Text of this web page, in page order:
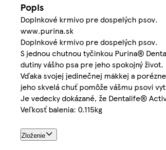
Popis
Doplnkové krmivo pre dospelých psov.
www.purina.sk
Doplnkové krmivo pre dospelých psov.
S jednou chutnou tyčinkou Purina®
dutiny vášho psa pre jeho spokojný život.
Vďaka svojej jedinečnej mäkkej a
jeho skvelá chuť pomôže vášmu psovi
Je vedecky dokázané, že Dentalife®
Veľkosť balenia: 0.115kg
Zloženie